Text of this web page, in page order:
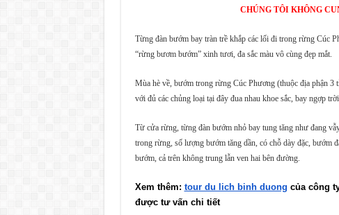
CHÚNG TÔI KHÔNG
Từng đàn bướm bay tràn trề khắp các lối đi trong rừng Cúc
“rừng bươm bướm” xinh tươi, đa sắc màu vô cùng đẹp mắt.
Mùa hè về, bướm trong rừng Cúc Phương (thuộc địa phận
với đủ các chủng loại tại đây đua nhau khoe sắc, bay ngợp
Từ cửa rừng, từng đàn bướm nhỏ bay tung tăng như đang
trong rừng, số lượng bướm tăng dần, có chỗ dày đặc,
bướm, cả trên không trung lẫn ven hai bên đường.
Xem thêm: tour du lich binh duong của công
được tư vấn chi tiết